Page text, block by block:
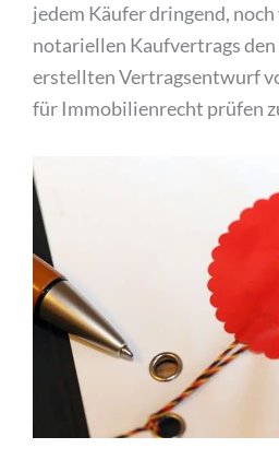
jedem Käufer dringend,
notariellen Kaufvertrags
erstellten Vertragsentwurf
für Immobilienrecht prüfen